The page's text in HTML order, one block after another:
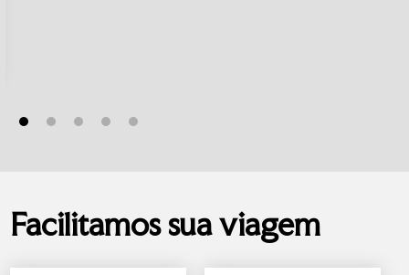
Facilitamos sua viagem